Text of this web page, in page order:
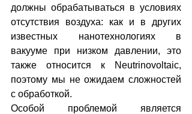
должны обрабатываться в условиях
отсутствия воздуха: как и в других
известных нанотехнологиях в
вакууме при низком давлении, это
также относится к Neutrinovoltaic,
поэтому мы не ожидаем сложностей
с обработкой.
Особой проблемой является